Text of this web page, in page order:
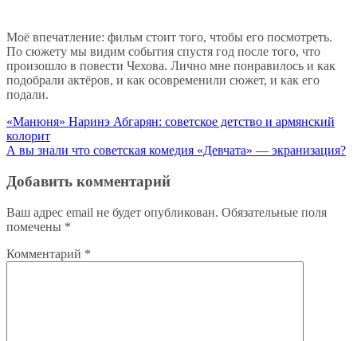
Моё впечатление: фильм стоит того, чтобы его посмотреть.
По сюжету мы видим события спустя год после того, что
произошло в повести Чехова. Лично мне понравилось и как
подобрали актёров, и как осовременили сюжет, и как его
подали.
Навигация
по
«Манюня» Наринэ Абгарян: советское детство и армянский
колорит
А вы знали что советская комедия «Девчата» — экранизация?
Добавить комментарий
Ваш адрес email не будет опубликован. Обязательные поля
помечены *
Комментарий *